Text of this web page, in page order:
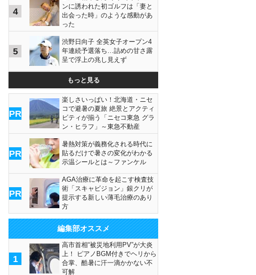
4
ンに誘われた初ゴルフは「妻と
出会った時」のような感動があ
った
5
渋野日向子 全英女子オープン4
年連続予選落ち…詰めの甘さ露
呈で浮上の兆し見えず
もっと見る
PR
楽しさいっぱい！北海道・ニセ
コで避暑の夏旅 絶景とアクティ
ビティが揃う「ニセコ東急 グラ
ン・ヒラフ」～東急不動産
PR
暑熱対策が義務化される時代に
貼るだけで暑さの変化がわかる
示温シールとは～ファンケル
PR
AGA治療に革命を起こす検査技
術「スキャビジョン」銀クリが
提示する新しい薄毛治療のあり
方
編集部オススメ
1
高市首相“被災地利用PV”が大炎
上！ ピアノBGM付きでヘリから
合掌、酷暑に汗一滴かかない不
可解